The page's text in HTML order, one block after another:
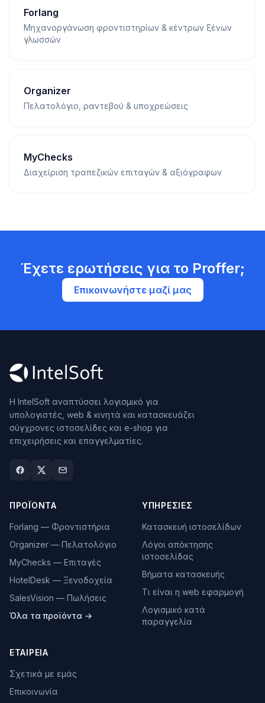
Forlang
Μηχανοργάνωση φροντιστηρίων & κέντρων ξένων
γλωσσών
Organizer
Πελατολόγιο, ραντεβού & υποχρεώσεις
MyChecks
Διαχείριση τραπεζικών επιταγών & αξιόγραφων
Έχετε ερωτήσεις για το Proffer;
Επικοινωνήστε μαζί μας
Η IntelSoft αναπτύσσει λογισμικό για
υπολογιστές, web & κινητά και κατασκευάζει
σύγχρονες ιστοσελίδες και e-shop για
επιχειρήσεις και επαγγελματίες.
ΠΡΟΪΌΝΤΑ
Forlang — Φροντιστήρια
Organizer — Πελατολόγιο
MyChecks — Επιταγές
HotelDesk — Ξενοδοχεία
SalesVision — Πωλήσεις
Όλα τα προϊόντα →
ΥΠΗΡΕΣΊΕΣ
Κατασκευή ιστοσελίδων
Λόγοι απόκτησης
ιστοσελίδας
Βήματα κατασκευής
Τι είναι η web εφαρμογή
Λογισμικό κατά
παραγγελία
ΕΤΑΙΡΕΊΑ
Σχετικά με εμάς
Επικοινωνία